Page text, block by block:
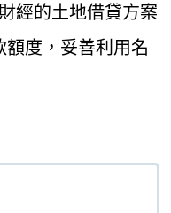
經的土地借貸方案
度，妥善利用名